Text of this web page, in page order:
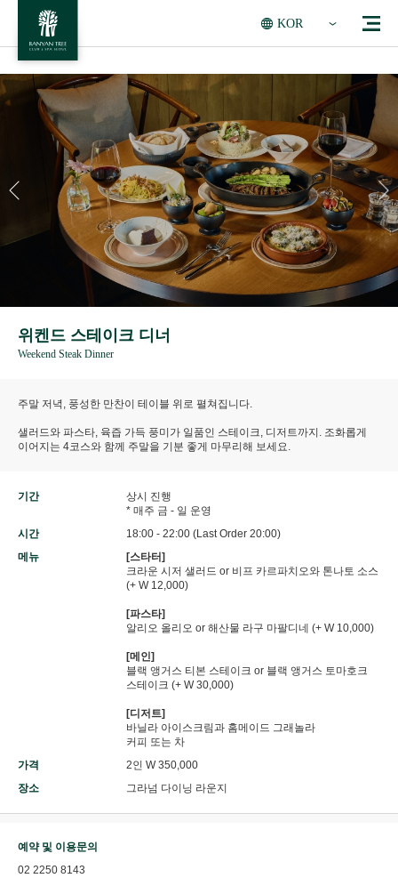
KOR
위켄드 스테이크 디너
Weekend Steak Dinner
주말 저녁, 풍성한 만찬이 테이블 위로 펼쳐집니다.
샐러드와 파스타, 육즙 가득 풍미가 일품인 스테이크, 디저트까지. 조화롭게
이어지는 4코스와 함께 주말을 기분 좋게 마무리해 보세요.
기간
상시 진행
* 매주 금 - 일 운영
시간
18:00 - 22:00 (Last Order 20:00)
메뉴
[스타터]
크라운 시저 샐러드 or 비프 카르파치오와 톤나토 소스
(+ W 12,000)
[파스타]
알리오 올리오 or 해산물 라구 마팔디네 (+ W 10,000)
[메인]
블랙 앵거스 티본 스테이크 or 블랙 앵거스 토마호크
스테이크 (+ W 30,000)
[디저트]
바닐라 아이스크림과 홈메이드 그래놀라
커피 또는 차
가격
2인 W 350,000
장소
그라넘 다이닝 라운지
예약 및 이용문의
02 2250 8143